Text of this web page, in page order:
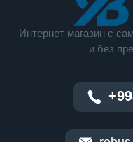
Интернет магазин c
и без